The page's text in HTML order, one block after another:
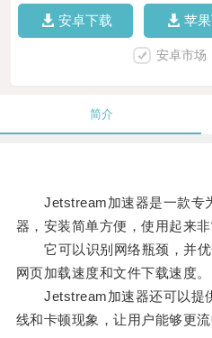
安卓下载 苹
安卓市场
简介
Jetstream加速器是一款专
器，安装简单方便，使用起来非
它可以识别网络瓶颈，并优
网页加载速度和文件下载速度。
Jetstream加速器还可以提
线和卡顿现象，让用户能够更